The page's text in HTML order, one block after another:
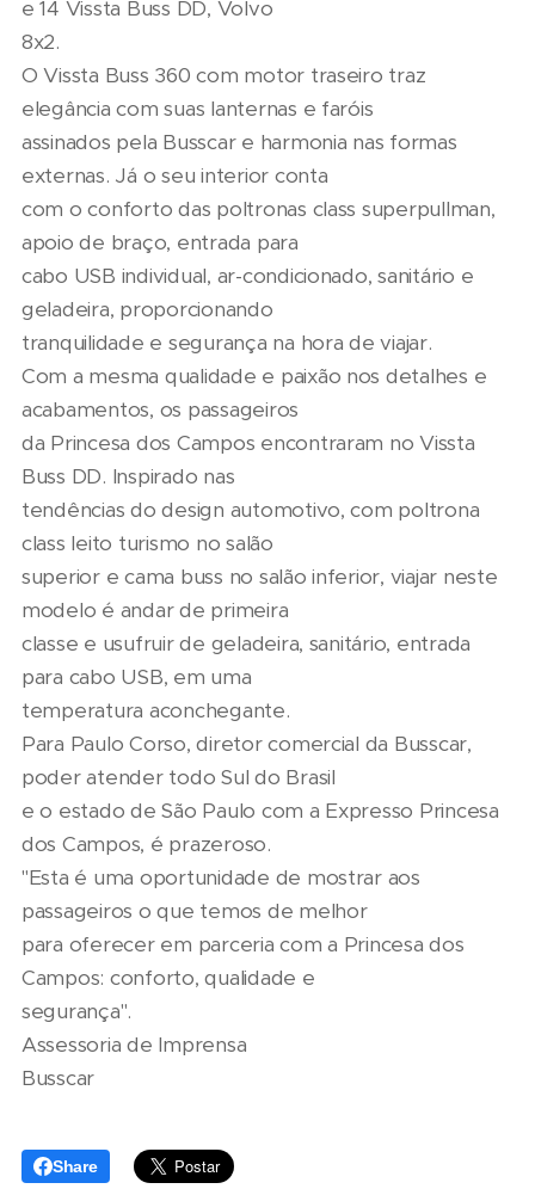
e 14 Vissta Buss DD, Volvo
8x2.
O Vissta Buss 360 com motor traseiro traz
elegância com suas lanternas e faróis
assinados pela Busscar e harmonia nas formas
externas. Já o seu interior conta
com o conforto das poltronas class superpullman,
apoio de braço, entrada para
cabo USB individual, ar-condicionado, sanitário e
geladeira, proporcionando
tranquilidade e segurança na hora de viajar.
Com a mesma qualidade e paixão nos detalhes e
acabamentos, os passageiros
da Princesa dos Campos encontraram no Vissta
Buss DD. Inspirado nas
tendências do design automotivo, com poltrona
class leito turismo no salão
superior e cama buss no salão inferior, viajar neste
modelo é andar de primeira
classe e usufruir de geladeira, sanitário, entrada
para cabo USB, em uma
temperatura aconchegante.
Para Paulo Corso, diretor comercial da Busscar,
poder atender todo Sul do Brasil
e o estado de São Paulo com a Expresso Princesa
dos Campos, é prazeroso.
"Esta é uma oportunidade de mostrar aos
passageiros o que temos de melhor
para oferecer em parceria com a Princesa dos
Campos: conforto, qualidade e
segurança".
Assessoria de Imprensa
Busscar
Share